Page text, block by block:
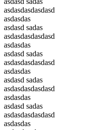
asdasdasdasdasd
asdasdas
asdasd sadas
asdasdasdasdasd
asdasdas
asdasd sadas
asdasdasdasdasd
asdasdas
asdasd sadas
asdasdasdasdasd
asdasdas
asdasd sadas
asdasdasdasdasd
asdasdas